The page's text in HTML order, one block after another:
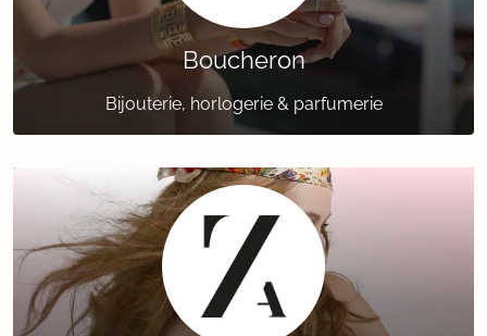
Boucheron
Bijouterie, horlogerie & parfumerie